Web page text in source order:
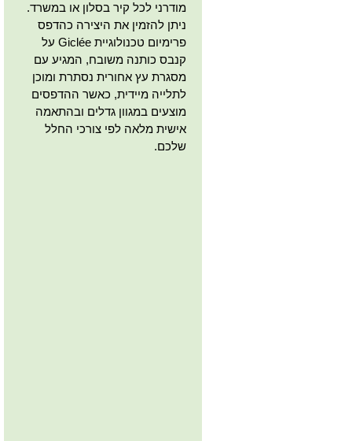
מודרני לכל קיר בסלון או במשרד.
ניתן להזמין את היצירה כהדפס
פרימיום טכנולוגיית Giclée על
קנבס כותנה משובח, המגיע עם
מסגרת עץ אחורית נסתרת ומוכן
לתלייה מיידית, כאשר ההדפסים
מוצעים במגוון גדלים ובהתאמה
אישית מלאה לפי צורכי החלל
שלכם.